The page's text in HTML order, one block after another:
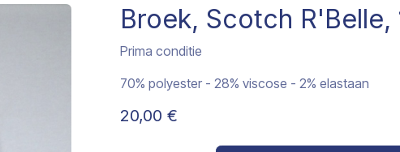
Broek, Scotch R'Belle,
Prima conditie
70% polyester - 28% viscose - 2% elastaan
20,00 €